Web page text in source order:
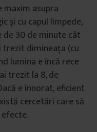
maxim asupra
și cu capul limpede,
de 30 de minute cât
trezit dimineața (cu
lumina e încă rece
trezit la 8, de
e înnorat, eficient
cercetări care să